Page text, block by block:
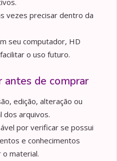
vezes precisar dentro da
seu computador, HD
o uso futuro.
de comprar
edição, alteração ou
dos arquivos.
por verificar se possui
e conhecimentos
o material.